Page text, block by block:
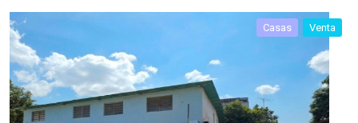
Casas Venta